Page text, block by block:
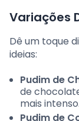
Variações
Dê um toque
ideias:
Pudim de
de
mais intenso.
Pudim de